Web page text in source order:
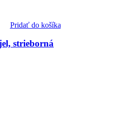
Pridať do košíka
strieborná